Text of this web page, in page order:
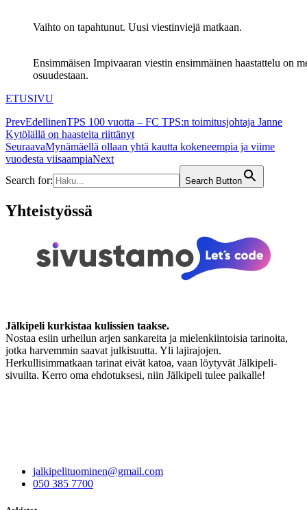
Vaihto on tapahtunut. Uusi viestinviejä matkaan.
Ensimmäisen Impivaaran viestin ensimmäinen haastattelu on
osuudestaan.
ETUSIVU
PrevEdellinenTPS 100 vuotta – FC TPS:n toimitusjohtaja Janne
Kytölällä on haasteita riittänyt
SeuraavaMynämäellä ollaan yhtä kautta kokeneempia ja viime
vuodesta viisaampiaNext
Search for:
Search Button
Yhteistyössä
Jälkipeli kurkistaa kulissien taakse.
Nostaa esiin urheilun arjen sankareita ja mielenkiintoisia tarinoita,
jotka harvemmin saavat julkisuutta. Yli lajirajojen.
Herkullisimmatkaan tarinat eivät katoa, vaan löytyvät Jälkipeli-
sivuilta. Kerro oma ehdotuksesi, niin Jälkipeli tulee paikalle!
jalkipelituominen@gmail.com
050 385 7700